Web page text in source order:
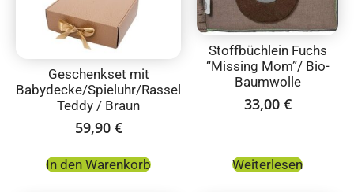
Geschenkset mit
Babydecke/Spieluhr/Rassel
Teddy / Braun
59,90 €
In den Warenkorb
Stoffbüchlein Fuchs
“Missing Mom”/ Bio-
Baumwolle
33,00 €
Weiterlesen